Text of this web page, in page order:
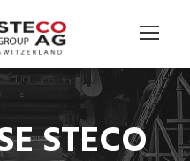
STECO